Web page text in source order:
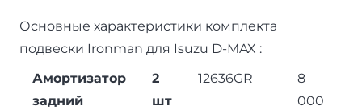
Основные характеристики комплекта
подвески Ironman для Isuzu D-MAX :
Амортизатор
задний
2
шт
12636GR
8
000